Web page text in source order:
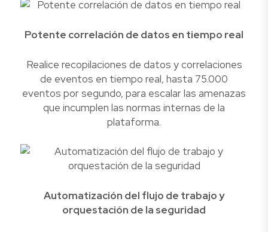
Potente correlación de datos en tiempo real
Realice recopilaciones de datos y correlaciones
de eventos en tiempo real, hasta 75.000
eventos por segundo, para escalar las amenazas
que incumplen las normas internas de la
plataforma.
Automatización del flujo de trabajo y
orquestación de la seguridad